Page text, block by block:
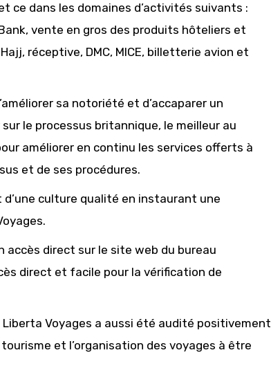
ce dans les domaines d’activités suivants :
vente en gros des produits hôteliers et
réceptive, DMC, MICE, billetterie avion et
sa notoriété et d’accaparer un
le processus britannique, le meilleur au
améliorer en continu les services offerts à
et de ses procédures.
culture qualité en instaurant une
accès direct sur le site web du bureau
direct et facile pour la vérification de
Voyages a aussi été audité positivement
et l’organisation des voyages à être